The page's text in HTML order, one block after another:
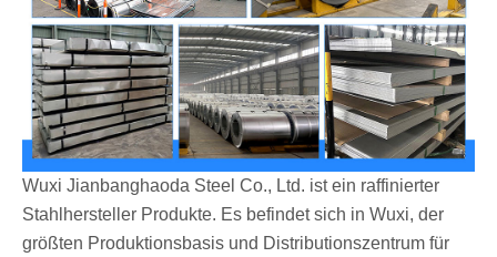
Wuxi Jianbanghaoda Steel Co., Ltd. ist ein raffinierter
Stahlhersteller Produkte. Es befindet sich in Wuxi, der
größten Produktionsbasis und Distributionszentrum für